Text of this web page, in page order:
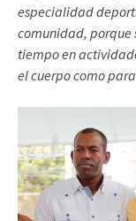
especialidad
comunidad, porque
tiempo en
el cuerpo como